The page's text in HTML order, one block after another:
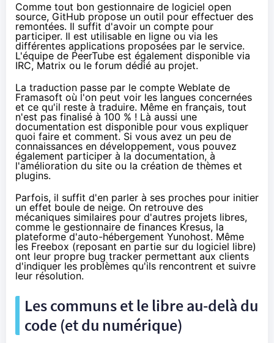
Comme tout bon gestionnaire de logiciel open
source, GitHub propose un outil pour effectuer des
remontées. Il suffit d'avoir un compte pour
participer. Il est utilisable en ligne ou via les
différentes applications proposées par le service.
L'équipe de PeerTube est également disponible via
IRC, Matrix ou le forum dédié au projet.
La traduction passe par le compte Weblate de
Framasoft où l'on peut voir les langues concernées
et ce qu'il reste à traduire. Même en français, tout
n'est pas finalisé à 100 % ! Là aussi une
documentation est disponible pour vous expliquer
quoi faire et comment. Si vous avez un peu de
connaissances en développement, vous pouvez
également participer à la documentation, à
l'amélioration du site ou la création de thèmes et
plugins.
Parfois, il suffit d'en parler à ses proches pour initier
un effet boule de neige. On retrouve des
mécaniques similaires pour d'autres projets libres,
comme le gestionnaire de finances Kresus, la
plateforme d'auto-hébergement Yunohost. Même
les Freebox (reposant en partie sur du logiciel libre)
ont leur propre bug tracker permettant aux clients
d'indiquer les problèmes qu'ils rencontrent et suivre
leur résolution.
Les communs et le libre au-delà du
code (et du numérique)